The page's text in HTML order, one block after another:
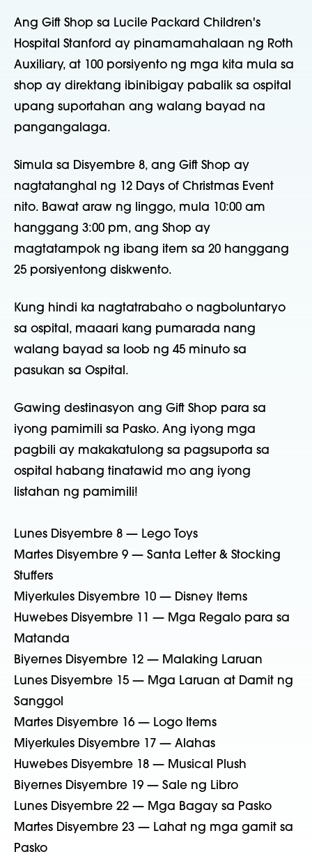
Ang Gift Shop sa Lucile Packard Children's
Hospital Stanford ay pinamamahalaan ng Roth
Auxiliary, at 100 porsiyento ng mga kita mula sa
shop ay direktang ibinibigay pabalik sa ospital
upang suportahan ang walang bayad na
pangangalaga.
Simula sa Disyembre 8, ang Gift Shop ay
nagtatanghal ng 12 Days of Christmas Event
nito. Bawat araw ng linggo, mula 10:00 am
hanggang 3:00 pm, ang Shop ay
magtatampok ng ibang item sa 20 hanggang
25 porsiyentong diskwento.
Kung hindi ka nagtatrabaho o nagboluntaryo
sa ospital, maaari kang pumarada nang
walang bayad sa loob ng 45 minuto sa
pasukan sa Ospital.
Gawing destinasyon ang Gift Shop para sa
iyong pamimili sa Pasko. Ang iyong mga
pagbili ay makakatulong sa pagsuporta sa
ospital habang tinatawid mo ang iyong
listahan ng pamimili!
Lunes Disyembre 8 — Lego Toys
Martes Disyembre 9 — Santa Letter & Stocking
Stuffers
Miyerkules Disyembre 10 — Disney Items
Huwebes Disyembre 11 — Mga Regalo para sa
Matanda
Biyernes Disyembre 12 — Malaking Laruan
Lunes Disyembre 15 — Mga Laruan at Damit ng
Sanggol
Martes Disyembre 16 — Logo Items
Miyerkules Disyembre 17 — Alahas
Huwebes Disyembre 18 — Musical Plush
Biyernes Disyembre 19 — Sale ng Libro
Lunes Disyembre 22 — Mga Bagay sa Pasko
Martes Disyembre 23 — Lahat ng mga gamit sa
Pasko